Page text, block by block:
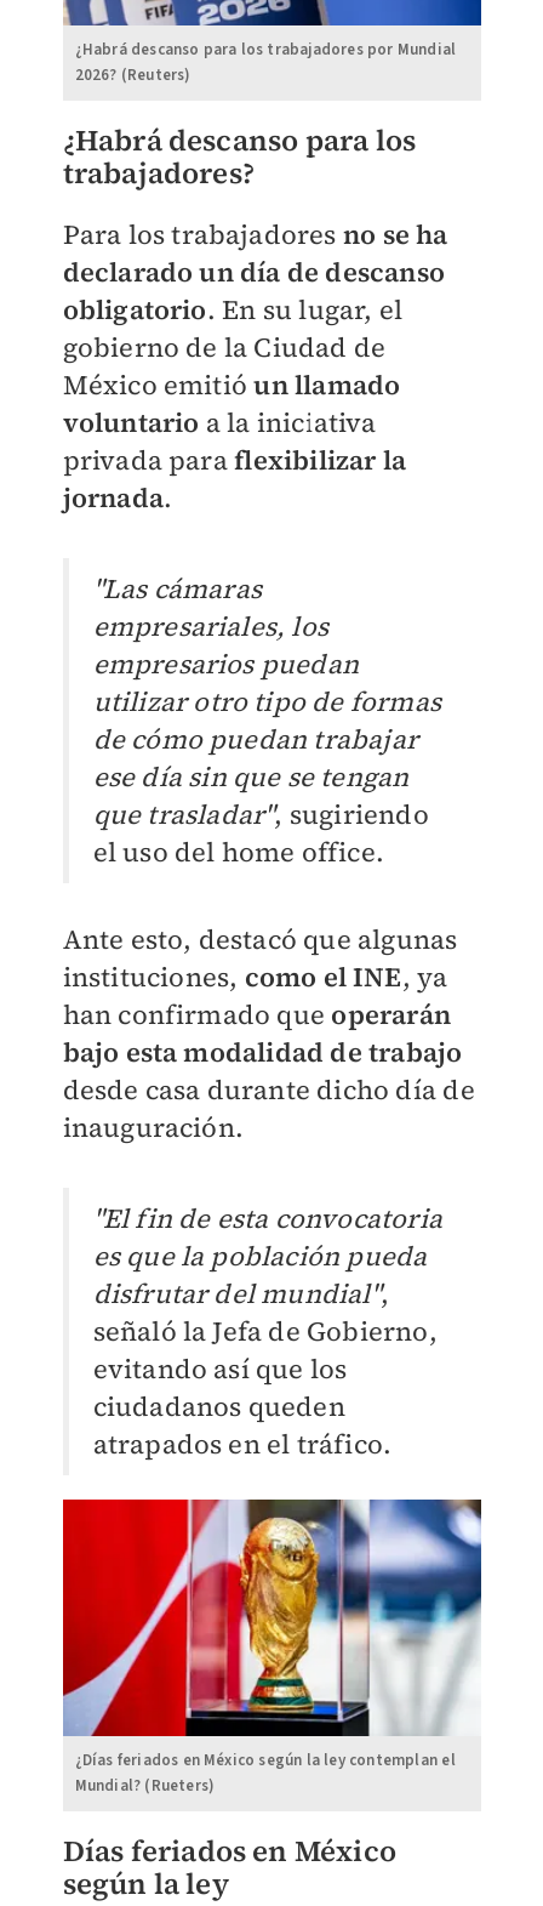
¿Habrá descanso para los trabajadores por Mundial
2026? (Reuters)
¿Habrá descanso para los
trabajadores?
Para los trabajadores no se ha
declarado un día de descanso
obligatorio. En su lugar, el
gobierno de la Ciudad de
México emitióun llamado
voluntario a la iniciativa
privada paraflexibilizarla
jornada.
"Las cámaras
empresariales, los
empresarios puedan
utilizar otro tipo de formas
de cómo puedan trabajar
ese día sin que se tengan
que trasladar", sugiriendo
el uso del home office.
Ante esto, destacó que algunas
instituciones, como el INE, ya
han confirmado que operarán
bajo esta modalidad de trabajo
desde casa durante dicho día de
inauguración.
"El fin de esta convocatoria
es que la población pueda
disfrutar del mundial",
señaló la Jefa de Gobierno,
evitando así que los
ciudadanos queden
atrapados en el tráfico.
¿Días feriados en México según la ley contemplan el
Mundial? (Rueters)
Días feriados en México
según la ley